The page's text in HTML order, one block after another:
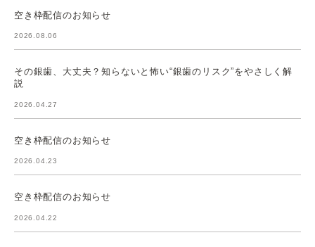
空き枠配信のお知らせ
2026.08.06
その銀歯、大丈夫？知らないと怖い“銀歯のリスク”をやさしく解
説
2026.04.27
空き枠配信のお知らせ
2026.04.23
空き枠配信のお知らせ
2026.04.22